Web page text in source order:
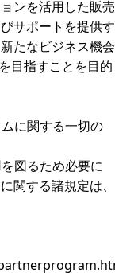
ンを活用した販売
サポートを提供す
たなビジネス機会
目指すことを目的
に関する一切の
図るため必要に
関する諸規定は、